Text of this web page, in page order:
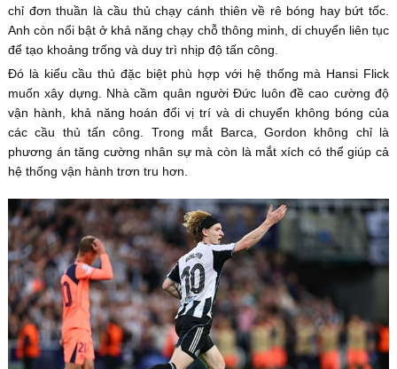
chỉ đơn thuần là cầu thủ chạy cánh thiên về rê bóng hay bứt tốc.
Anh còn nổi bật ở khả năng chạy chỗ thông minh, di chuyển liên tục
để tạo khoảng trống và duy trì nhịp độ tấn công.
Đó là kiểu cầu thủ đặc biệt phù hợp với hệ thống mà Hansi Flick
muốn xây dựng. Nhà cầm quân người Đức luôn đề cao cường độ
vận hành, khả năng hoán đổi vị trí và di chuyển không bóng của
các cầu thủ tấn công. Trong mắt Barca, Gordon không chỉ là
phương án tăng cường nhân sự mà còn là mắt xích có thể giúp cả
hệ thống vận hành trơn tru hơn.